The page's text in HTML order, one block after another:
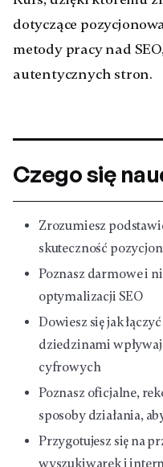
dotyczące
metody pracy nad
autentycznych stron.
Czego się
Zrozumiesz
skuteczność
Poznasz darmowe i
optymalizacji SEO
Dowiesz się jak
dziedzinami
cyfrowych
Poznasz oficjalne,
sposoby działania,
Przygotujesz się na
wyszukiwarek i